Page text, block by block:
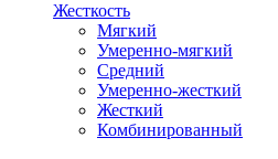
Жесткость
Мягкий
Умеренно-мягкий
Средний
Умеренно-жесткий
Жесткий
Комбинированный